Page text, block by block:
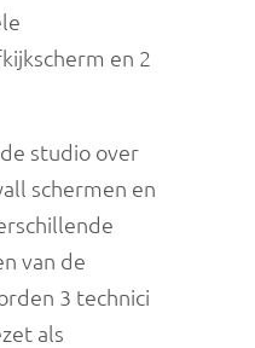
en 2
studio over
schermen en
van de
3 technici
als